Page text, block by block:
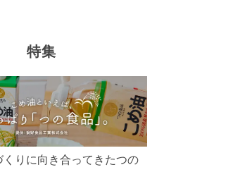
特集
くりに向き合ってきたつの